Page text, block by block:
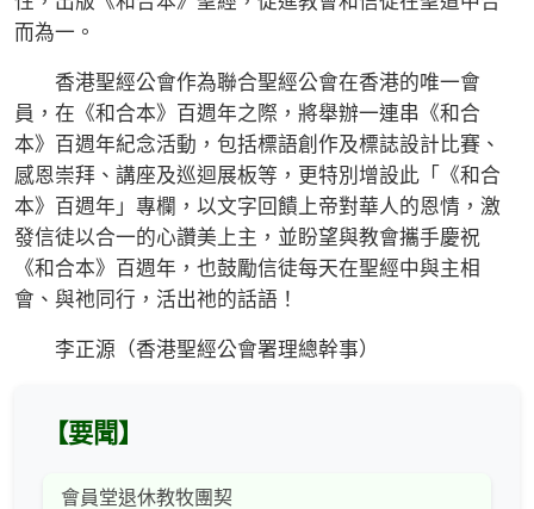
而為一。
香港聖經公會作為聯合聖經公會在香港的唯一會
員，在《和合本》百週年之際，將舉辦一連串《和合
本》百週年紀念活動，包括標語創作及標誌設計比賽、
感恩崇拜、講座及巡迴展板等，更特別增設此「《和合
本》百週年」專欄，以文字回饋上帝對華人的恩情，激
發信徒以合一的心讚美上主，並盼望與教會攜手慶祝
《和合本》百週年，也鼓勵信徒每天在聖經中與主相
會、與祂同行，活出祂的話語！
李正源（香港聖經公會署理總幹事）
【要聞】
會員堂退休教牧團契